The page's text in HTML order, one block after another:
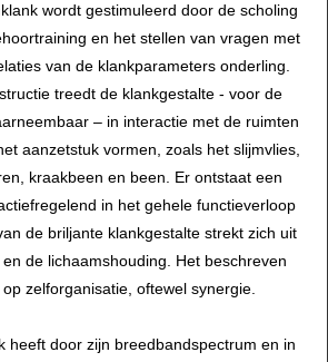
wordt gestimuleerd door de scholing
en het stellen van vragen met
van de klankparameters onderling.
treedt de klankgestalte - voor de
– in interactie met de ruimten
aanzetstuk vormen, zoals het slijmvlies,
kraakbeen en been. Er ontstaat een
in het gehele functieverloop
de briljante klankgestalte strekt zich uit
de lichaamshouding. Het beschreven
zelforganisatie, oftewel synergie.
heeft door zijn breedbandspectrum en in